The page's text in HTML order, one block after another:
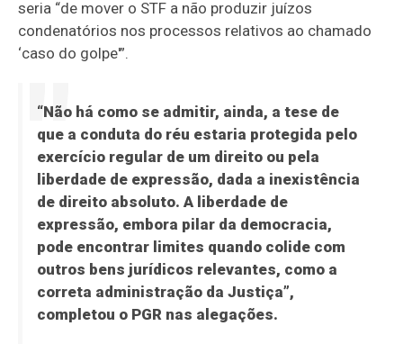
seria “de mover o STF a não produzir juízos
condenatórios nos processos relativos ao chamado
‘caso do golpe'”.
“Não há como se admitir, ainda, a tese de
que a conduta do réu estaria protegida pelo
exercício regular de um direito ou pela
liberdade de expressão, dada a inexistência
de direito absoluto. A liberdade de
expressão, embora pilar da democracia,
pode encontrar limites quando colide com
outros bens jurídicos relevantes, como a
correta administração da Justiça”,
completou o PGR nas alegações.